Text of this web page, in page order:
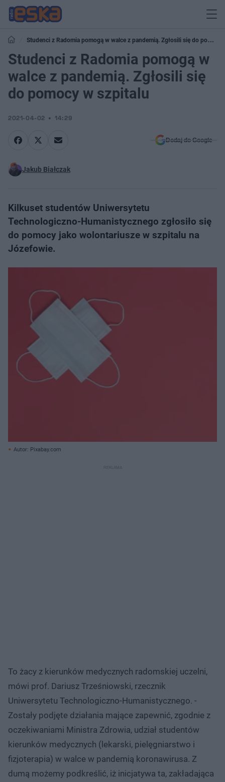
Studenci z Radomia pomogą w walce z pandemią. Zgłosili się do pomocy
w szpitalu
Studenci z Radomia pomogą w
walce z pandemią. Zgłosili się
do pomocy w szpitalu
2021-04-02 14:29
Dodaj do Google
Jakub Białczak
Kilkuset studentów Uniwersytetu
Technologiczno-Humanistycznego zgłosiło się
do pomocy jako wolontariusze w szpitalu na
Józefowie.
Autor: Pixabay.com
To żacy z kierunków medycznych radomskiej uczelni,
mówi prof. Dariusz Trześniowski, rzecznik
Uniwersytetu Technologiczno-Humanistycznego. -
Zostały podjęte działania mające zapewnić, zgodnie z
oczekiwaniami Ministra Zdrowia, udział studentów
kierunków medycznych (lekarski, pielęgniarstwo i
fizjoterapia) w walce w pandemią koronawirusa. Z
dumą możemy podkreślić, iż inicjatywa ta, zakładająca